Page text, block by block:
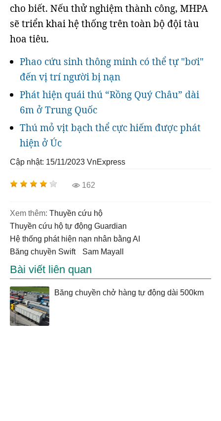
cho biết. Nếu thử nghiệm thành công, MHPA
sẽ triển khai hệ thống trên toàn bộ đội tàu
hoa tiêu.
Phao cứu sinh thông minh có thể tự "bơi"
đến vị trí người bị nạn
Phát hiện quái thú “Rồng Quý Châu” dài
6m ở Trung Quốc
Thú mỏ vịt bạch thể cực hiếm được phát
hiện ở Úc
Cập nhật: 15/11/2023 VnExpress
162
Xem thêm:
thuyền cứu hộ
thuyền cứu hộ tự động Guardian
hệ thống phát hiện nạn nhân bằng AI
băng chuyền Swift
Sam Mayall
Bài viết liên quan
Băng chuyền chở hàng tự động dài 500km